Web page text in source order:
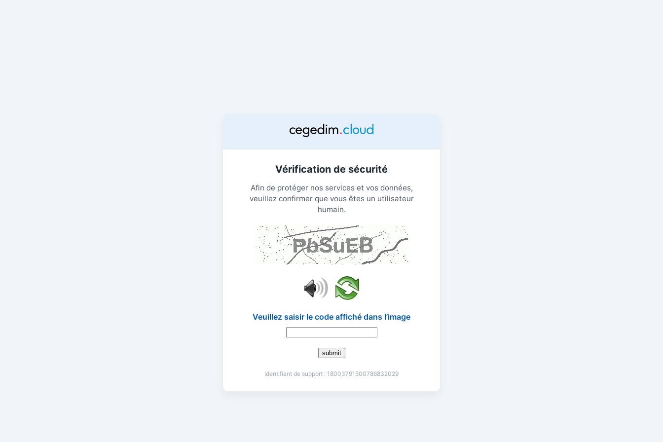
Vérification de sécurité
Afin de protéger nos services et vos données,
veuillez confirmer que vous êtes un utilisateur
humain.
Veuillez saisir le code affiché dans l’image
submit
Identifiant de support : 18003791500786832029